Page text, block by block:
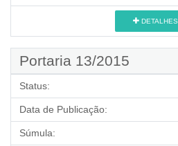
DETALHES
Portaria 13/2015
Status:
Data de Publicação:
Súmula: